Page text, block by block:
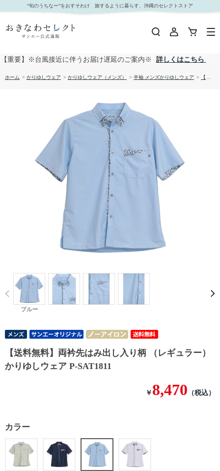
【送料無料】両衿先はみ出し入り柄 （レギュラー）かりゆしウェア P-SAT1811｜おきなわセレ
クト サンエー公式通販
“旬のうちなー”をおすそわけ 旅するように暮らす、沖縄のセレクトストア
【重要】※台風接近に伴うお届け遅延のご案内※ 詳しくはこちら
ホーム > かりゆしウェア > かりゆしウェア（メンズ） > 半袖 メンズかりゆしウェア > 【送料無料】両衿先はみ出し入り柄 （レギュラー）かりゆしウェア P-SAT1811
ブルー
Prev
【送料無料】両衿先はみ出し入り柄 （レギュラー）
かりゆしウェア P-SAT1811
￥ 8,470 （税込）
カラー